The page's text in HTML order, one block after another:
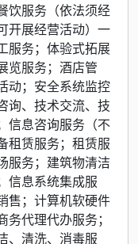
饮服务（依法须经
开展经营活动）一
服务；体验式拓展
览服务；酒店管
动；安全系统监控
询、技术交流、技
信息咨询服务（不
租赁服务；租赁服
服务；建筑物清洁
信息系统集成服
售；计算机软硬件
代理代办服务；
、清洗、消毒服